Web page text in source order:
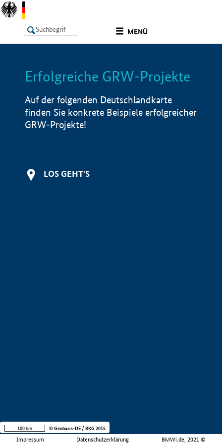
MENÜ
LISTE Info
Erfolgreiche GRW-Projekte
Auf der folgenden Deutschlandkarte
finden Sie konkrete Beispiele erfolgreicher
GRW-Projekte!
LOS GEHT'S
Impressum Datenschutzerklärung BMWi.de, 2021 ©
100 km © Geobasis-DE / BKG 2015